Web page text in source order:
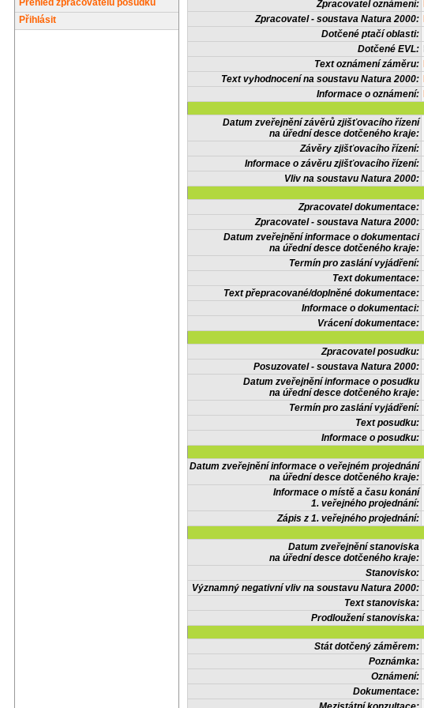
Přehled zpracovatelů posudků
Přihlásit
Zpracovatel oznámení:
Zpracovatel - soustava Natura 2000:
Dotčené ptačí oblasti:
Dotčené EVL:
Text oznámení záměru:
Text vyhodnocení na soustavu Natura 2000:
Informace o oznámení:
Datum zveřejnění závěrů zjišťovacího řízení
na úřední desce dotčeného kraje:
Závěry zjišťovacího řízení:
Informace o závěru zjišťovacího řízení:
Vliv na soustavu Natura 2000:
Zpracovatel dokumentace:
Zpracovatel - soustava Natura 2000:
Datum zveřejnění informace o dokumentaci
na úřední desce dotčeného kraje:
Termín pro zaslání vyjádření:
Text dokumentace:
Text přepracované/doplněné dokumentace:
Informace o dokumentaci:
Vrácení dokumentace:
Zpracovatel posudku:
Posuzovatel - soustava Natura 2000:
Datum zveřejnění informace o posudku
na úřední desce dotčeného kraje:
Termín pro zaslání vyjádření:
Text posudku:
Informace o posudku:
Datum zveřejnění informace o veřejném projednání
na úřední desce dotčeného kraje:
Informace o místě a času konání
1. veřejného projednání:
Zápis z 1. veřejného projednání:
Datum zveřejnění stanoviska
na úřední desce dotčeného kraje:
Stanovisko:
Významný negativní vliv na soustavu Natura 2000:
Text stanoviska:
Prodloužení stanoviska:
Stát dotčený záměrem:
Poznámka:
Oznámení:
Dokumentace: